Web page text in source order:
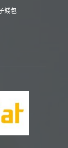
錢包